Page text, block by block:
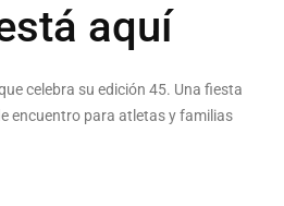
aquí
celebra su edición 45. Una fiesta
encuentro para atletas y familias